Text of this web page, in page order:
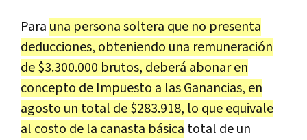
Para una persona soltera que no presenta
deducciones, obteniendo una remuneración
de $3.300.000 brutos, deberá abonar en
concepto de Impuesto a las Ganancias, en
agosto un total de $283.918, lo que equivale
al costo de la canasta básica total de un